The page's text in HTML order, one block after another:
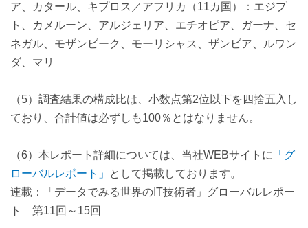
ア、カタール、キプロス／アフリカ（11カ国）：エジプ
ト、カメルーン、アルジェリア、エチオピア、ガーナ、セ
ネガル、モザンビーク、モーリシャス、ザンビア、ルワン
ダ、マリ
（5）調査結果の構成比は、小数点第2位以下を四捨五入し
ており、合計値は必ずしも100％とはなりません。
（6）本レポート詳細については、当社WEBサイトに
「グ
ローバルレポート」
として掲載しております。
連載：「データでみる世界のIT技術者」グローバルレポー
ト 第11回～15回